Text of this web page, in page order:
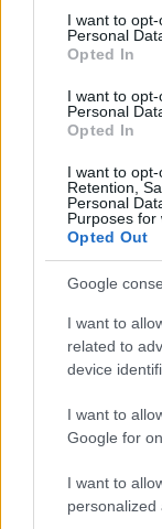
consent section.
I want to
Personal
Opted In
I want to
Personal
Opted In
I want to opt-
Retention,
Personal
Purposes for
Opted Out
Google
I want to
related to
device
I want to
Google for
I want to
personalized
aktívan
ezáltal pedig
ingyenes, de
telefonszámon
A program a
Európában, 20
jött létre.